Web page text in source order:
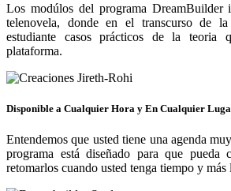
Los modúlos del programa DreamBuilder
telenovela, donde en el transcurso de
estudiante casos prácticos de la teoria
plataforma.
Disponible a Cualquier Hora y En Cualquier
Entendemos que usted tiene una agenda
programa está diseñado para que pueda
retomarlos cuando usted tenga tiempo y más